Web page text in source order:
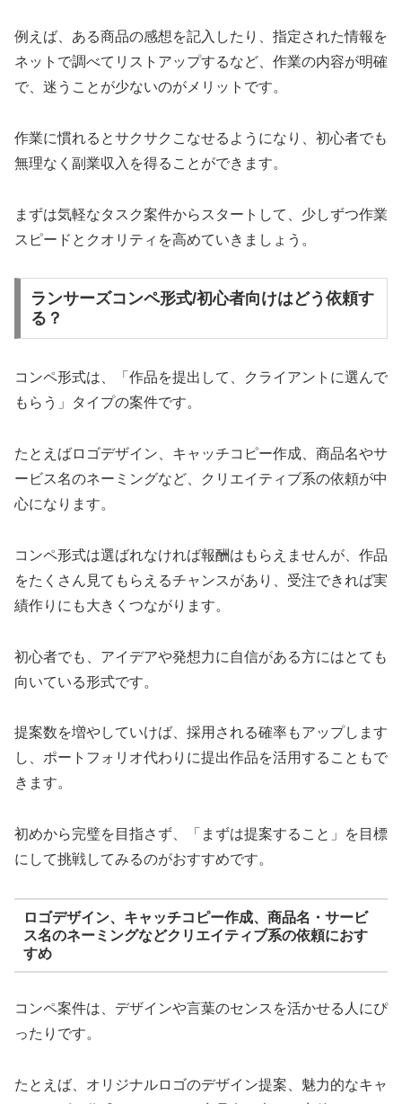
例えば、ある商品の感想を記入したり、指定された情報を
ネットで調べてリストアップするなど、作業の内容が明確
で、迷うことが少ないのがメリットです。
作業に慣れるとサクサクこなせるようになり、初心者でも
無理なく副業収入を得ることができます。
まずは気軽なタスク案件からスタートして、少しずつ作業
スピードとクオリティを高めていきましょう。
ランサーズコンペ形式/初心者向けはどう依頼す
る？
コンペ形式は、「作品を提出して、クライアントに選んで
もらう」タイプの案件です。
たとえばロゴデザイン、キャッチコピー作成、商品名やサ
ービス名のネーミングなど、クリエイティブ系の依頼が中
心になります。
コンペ形式は選ばれなければ報酬はもらえませんが、作品
をたくさん見てもらえるチャンスがあり、受注できれば実
績作りにも大きくつながります。
初心者でも、アイデアや発想力に自信がある方にはとても
向いている形式です。
提案数を増やしていけば、採用される確率もアップします
し、ポートフォリオ代わりに提出作品を活用することもで
きます。
初めから完璧を目指さず、「まずは提案すること」を目標
にして挑戦してみるのがおすすめです。
ロゴデザイン、キャッチコピー作成、商品名・サービ
ス名のネーミングなどクリエイティブ系の依頼におす
すめ
コンペ案件は、デザインや言葉のセンスを活かせる人にぴ
ったりです。
たとえば、オリジナルロゴのデザイン提案、魅力的なキャ